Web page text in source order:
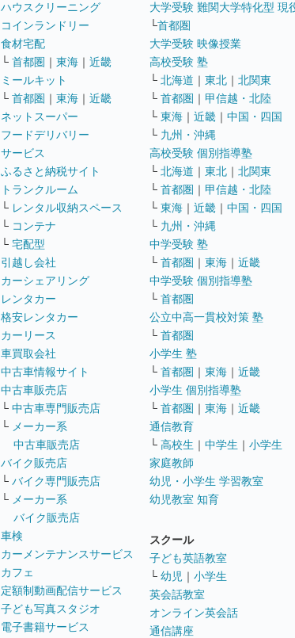
ハウスクリーニング
コインランドリー
食材宅配
└ 首都圏 ｜ 東海 ｜ 近畿
ミールキット
└ 首都圏 ｜ 東海 ｜ 近畿
ネットスーパー
フードデリバリー
サービス
ふるさと納税サイト
トランクルーム
└ レンタル収納スペース
└ コンテナ
└ 宅配型
引越し会社
カーシェアリング
レンタカー
格安レンタカー
カーリース
車買取会社
中古車情報サイト
中古車販売店
└ 中古車専門販売店
└ メーカー系
中古車販売店
バイク販売店
└ バイク専門販売店
└ メーカー系
バイク販売店
車検
カーメンテナンスサービス
カフェ
定額制動画配信サービス
子ども写真スタジオ
電子書籍サービス
大学受験 難関大学特化型 現
└首都圏
大学受験 映像授業
高校受験 塾
└ 北海道 ｜ 東北 ｜ 北関東
└ 首都圏 ｜ 甲信越・北陸
└ 東海 ｜ 近畿 ｜ 中国・四国
└ 九州・沖縄
高校受験 個別指導塾
└ 北海道 ｜ 東北 ｜ 北関東
└ 首都圏 ｜ 甲信越・北陸
└ 東海 ｜ 近畿 ｜ 中国・四国
└ 九州・沖縄
中学受験 塾
└ 首都圏 ｜ 東海 ｜ 近畿
中学受験 個別指導塾
└ 首都圏
公立中高一貫校対策 塾
└ 首都圏
小学生 塾
└ 首都圏 ｜ 東海 ｜ 近畿
小学生 個別指導塾
└ 首都圏 ｜ 東海 ｜ 近畿
通信教育
└ 高校生 ｜ 中学生 ｜ 小学生
家庭教師
幼児・小学生 学習教室
幼児教室 知育
スクール
子ども英語教室
└ 幼児 ｜ 小学生
英会話教室
オンライン英会話
通信講座